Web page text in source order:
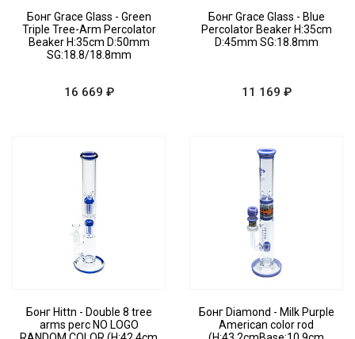
Бонг Grace Glass - Green
Triple Tree-Arm Percolator
Beaker H:35cm D:50mm
SG:18.8/18.8mm
16 669 ₽
Бонг Grace Glass - Blue
Percolator Beaker H:35cm
D:45mm SG:18.8mm
11 169 ₽
Бонг Hittn - Double 8 tree
arms perc NO LOGO
Бонг Diamond - Milk Purple
American color rod